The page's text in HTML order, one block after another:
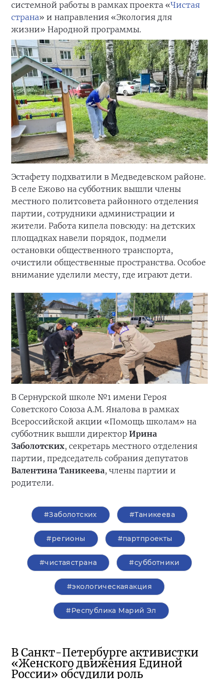
системной работы в рамках проекта «Чистая
страна» и направления «Экология для
жизни» Народной программы.
Эстафету подхватили в Медведевском районе.
В селе Ежово на субботник вышли члены
местного политсовета районного отделения
партии, сотрудники администрации и
жители. Работа кипела повсюду: на детских
площадках навели порядок, подмели
остановки общественного транспорта,
очистили общественные пространства. Особое
внимание уделили месту, где играют дети.
В Сернурской школе №1 имени Героя
Советского Союза А.М. Яналова в рамках
Всероссийской акции «Помощь школам» на
субботник вышли директор Ирина
Заболотских, секретарь местного отделения
партии, председатель собрания депутатов
Валентина Таникеева, члены партии и
родители.
#Заболотских #Таникеева
#регионы #партпроекты
#чистаястрана #субботники
#экологическаяакция
#Республика Марий Эл
В Санкт-Петербурге активистки
«Женского движения Единой
России» обсудили роль